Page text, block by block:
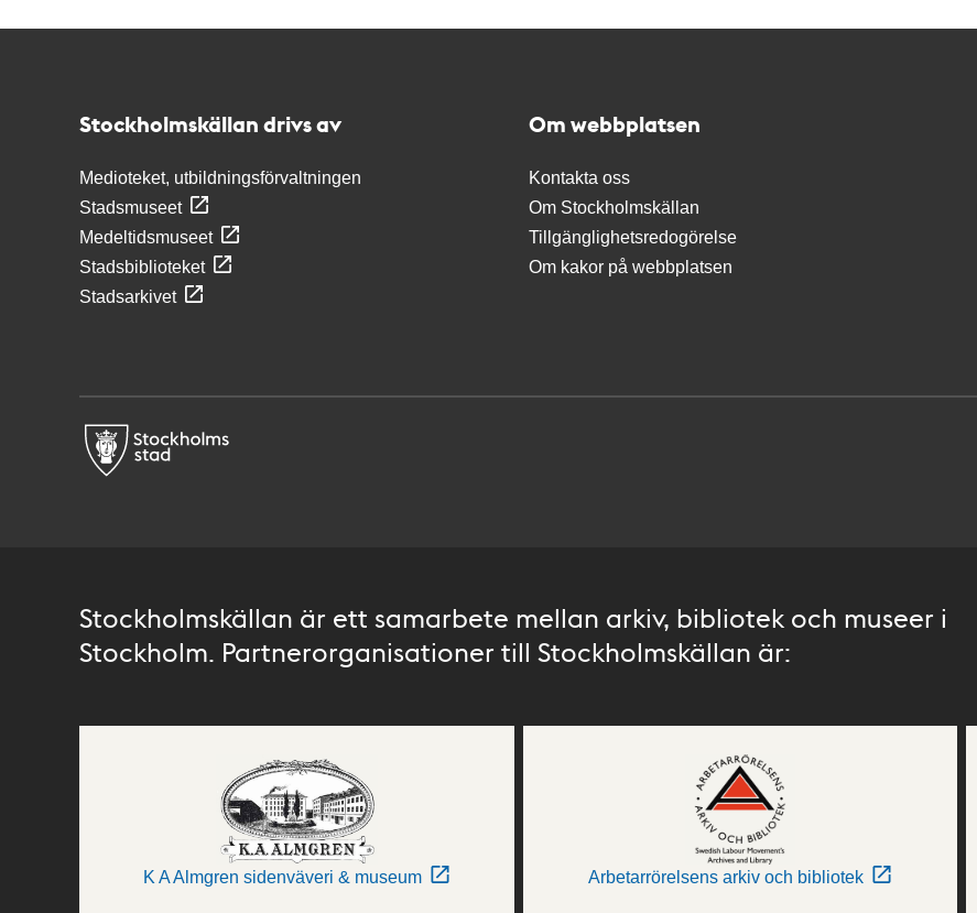
Stockholmskällan drivs av
Medioteket, utbildningsförvaltningen
Stadsmuseet
Medeltidsmuseet
Stadsbiblioteket
Stadsarkivet
Om webbplatsen
Kontakta oss
Om Stockholmskällan
Tillgänglighetsredogörelse
Om kakor på webbplatsen
Stockholmskällan är ett samarbete mellan arkiv, bibliotek och museer i
Stockholm. Partnerorganisationer till Stockholmskällan är:
K A Almgren sidenväveri & museum Arbetarrörelsens arkiv och bibliotek